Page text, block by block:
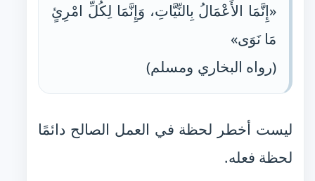
«إِنَّمَا الأَعْمَالُ بِالنِّيَّاتِ، وَإِنَّمَا لِكُلِّ امْرِئٍ
مَا نَوَى»
(رواه البخاري ومسلم)
ليست أخطر لحظة في العمل الصالح دائمًا
لحظة فعله.